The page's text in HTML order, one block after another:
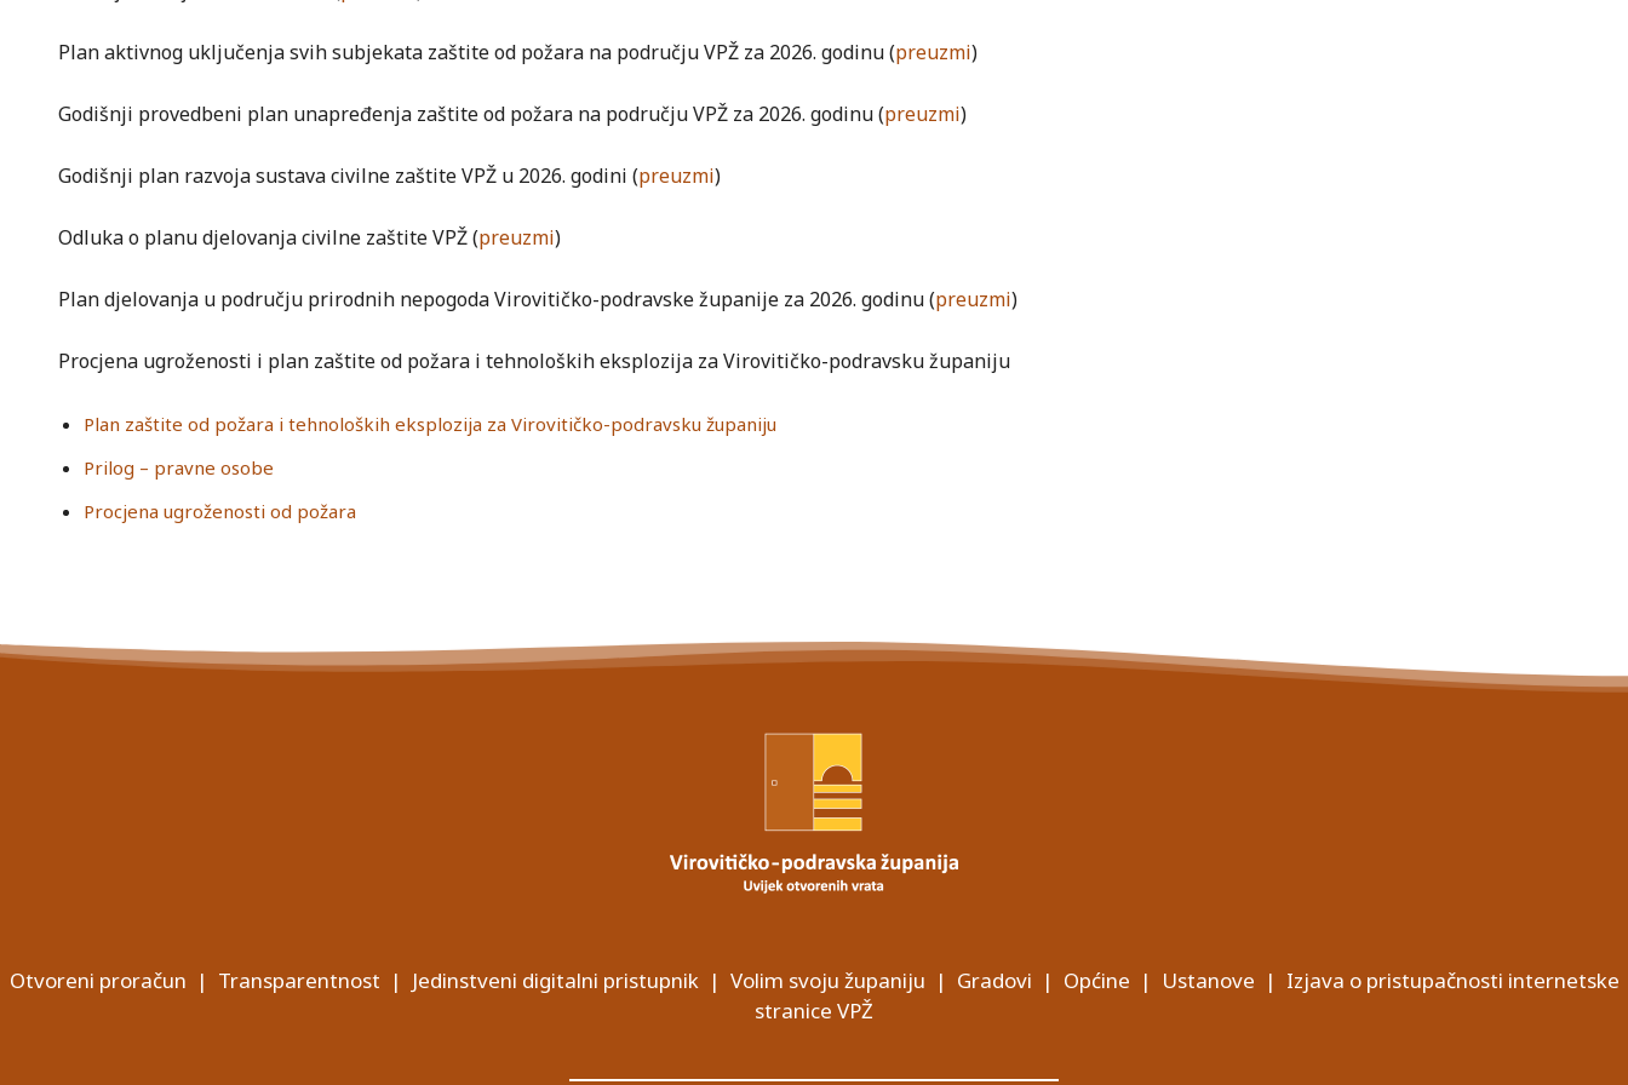
Plan aktivnog uključenja svih subjekata zaštite od požara na području VPŽ za 2026. godinu (preuzmi)
Godišnji provedbeni plan unapređenja zaštite od požara na području VPŽ za 2026. godinu (preuzmi)
Godišnji plan razvoja sustava civilne zaštite VPŽ u 2026. godini (preuzmi)
Odluka o planu djelovanja civilne zaštite VPŽ (preuzmi)
Plan djelovanja u području prirodnih nepogoda Virovitičko-podravske županije za 2026. godinu (preuzmi)
Procjena ugroženosti i plan zaštite od požara i tehnoloških eksplozija za Virovitičko-podravsku županiju
Plan zaštite od požara i tehnoloških eksplozija za Virovitičko-podravsku županiju
Prilog – pravne osobe
Procjena ugroženosti od požara
Otvoreni proračun | Transparentnost | Jedinstveni digitalni pristupnik| Volim svoju županiju | Gradovi | Općine | Ustanove | Izjava o pristupačnosti internetske
stranice VPŽ